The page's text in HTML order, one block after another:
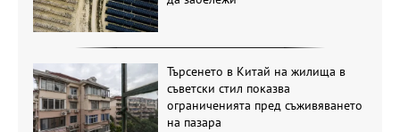
Търсенето в Китай на жилища в
съветски стил показва
ограниченията пред съживяването
на пазара